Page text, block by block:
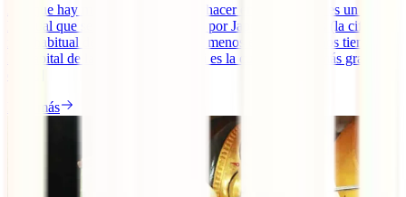
Aunque hay mucho que ver y que hacer en Nagoya, no es un lugar
habitual que se incluya en las rutas por Japón de 15 días (la cifra
más habitual de los viajeros) y aún menos en las de menos tiempo.
La capital de la prefectura de Aichi es la cuarta ciudad más grande
Leer más